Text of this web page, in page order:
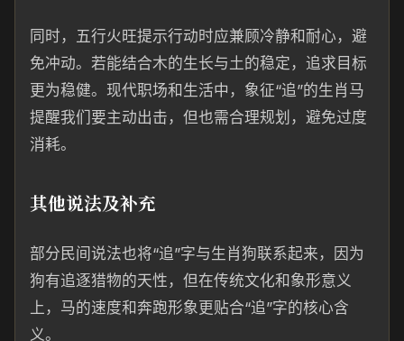
同时，五行火旺提示行动时应兼顾冷静和耐心，避
免冲动。若能结合木的生长与土的稳定，追求目标
更为稳健。现代职场和生活中，象征“追”的生肖马
提醒我们要主动出击，但也需合理规划，避免过度
消耗。
其他说法及补充
部分民间说法也将“追”字与生肖狗联系起来，因为
狗有追逐猎物的天性，但在传统文化和象形意义
上，马的速度和奔跑形象更贴合“追”字的核心含
义。